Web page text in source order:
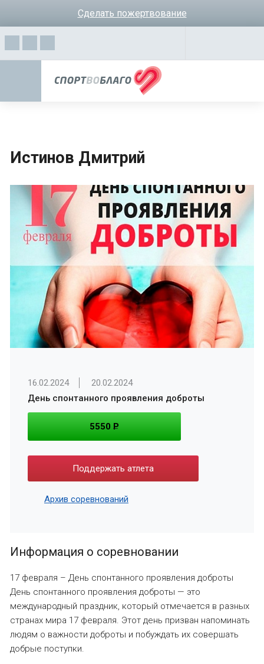
Сделать пожертвование
Истинов Дмитрий
16.02.2024
20.02.2024
День спонтанного проявления доброты
5550 P
Поддержать атлета
Архив соревнований
Информация о соревновании
17 февраля – День спонтанного проявления доброты
День спонтанного проявления доброты — это
международный праздник, который отмечается в разных
странах мира 17 февраля. Этот день призван напоминать
людям о важности доброты и побуждать их совершать
добрые поступки.